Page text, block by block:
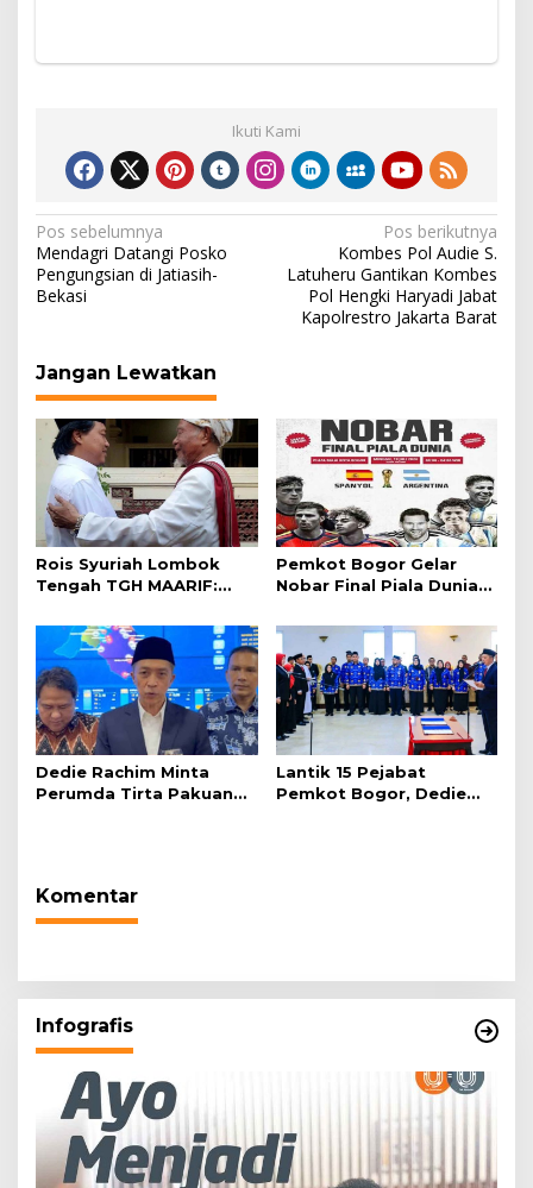
Ikuti Kami
Navigasi
pos
Pos sebelumnya
Mendagri Datangi Posko
Pengungsian di Jatiasih-
Bekasi
Pos berikutnya
Kombes Pol Audie S.
Latuheru Gantikan Kombes
Pol Hengki Haryadi Jabat
Kapolrestro Jakarta Barat
Jangan Lewatkan
Rois Syuriah Lombok
Tengah TGH MAARIF:
Abad Kedua NU”
Pemkot Bogor Gelar
Nobar Final Piala Dunia
Dedie Rachim Minta
Perumda Tirta Pakuan
Lantik 15 Pejabat
Pemkot Bogor, Dedie
Komentar
Infografis